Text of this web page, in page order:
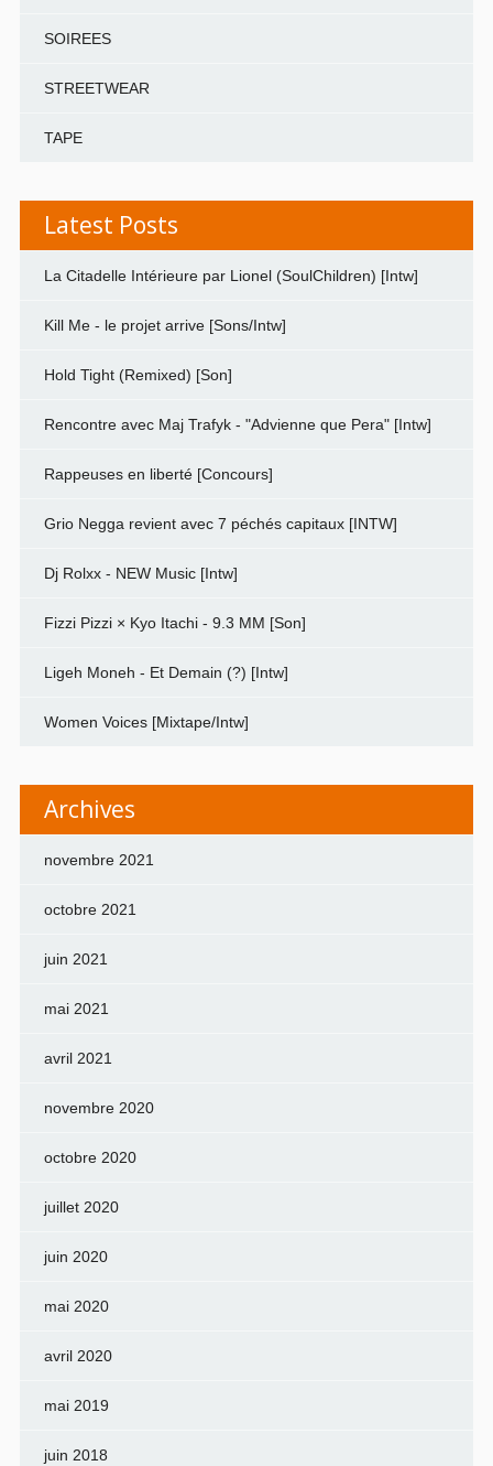
SOIREES
STREETWEAR
TAPE
Latest Posts
La Citadelle Intérieure par Lionel (SoulChildren) [Intw]
Kill Me - le projet arrive [Sons/Intw]
Hold Tight (Remixed) [Son]
Rencontre avec Maj Trafyk - "Advienne que Pera" [Intw]
Rappeuses en liberté [Concours]
Grio Negga revient avec 7 péchés capitaux [INTW]
Dj Rolxx - NEW Music [Intw]
Fizzi Pizzi × Kyo Itachi - 9.3 MM [Son]
Ligeh Moneh - Et Demain (?) [Intw]
Women Voices [Mixtape/Intw]
Archives
novembre 2021
octobre 2021
juin 2021
mai 2021
avril 2021
novembre 2020
octobre 2020
juillet 2020
juin 2020
mai 2020
avril 2020
mai 2019
juin 2018